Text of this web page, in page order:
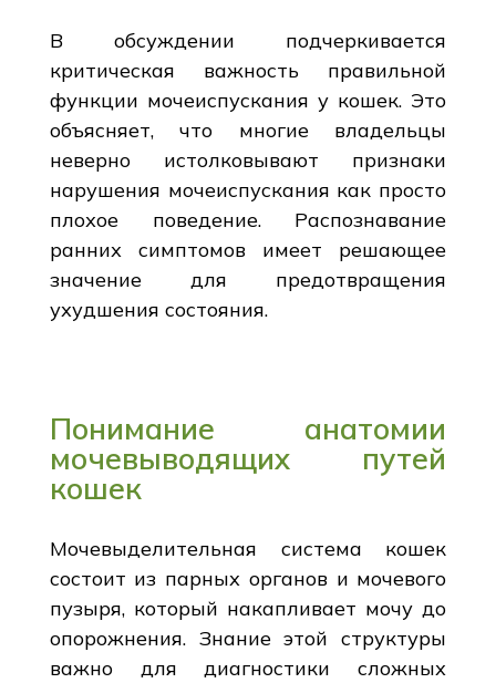
В обсуждении подчеркивается
критическая важность правильной
функции мочеиспускания у кошек. Это
объясняет, что многие владельцы
неверно истолковывают признаки
нарушения мочеиспускания как просто
плохое поведение. Распознавание
ранних симптомов имеет решающее
значение для предотвращения
ухудшения состояния.
Понимание анатомии
мочевыводящих путей
кошек
Мочевыделительная система кошек
состоит из парных органов и мочевого
пузыря, который накапливает мочу до
опорожнения. Знание этой структуры
важно для диагностики сложных